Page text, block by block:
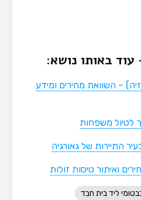
באותו נושא:
– השוואת מחירים ומידע
לטיול משפחות
התיירות של גאורגיה
ואיתור טיסות זולות
ליד בית חבד